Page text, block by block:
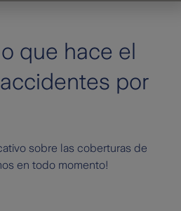
que hace el
por
sobre las coberturas de
en todo momento!